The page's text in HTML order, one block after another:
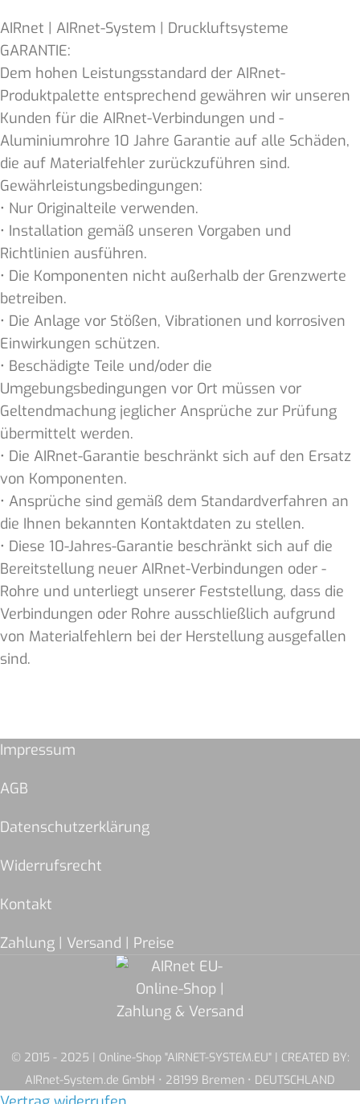
AIRnet | AIRnet-System | Druckluftsysteme
GARANTIE:
Dem hohen Leistungsstandard der AIRnet-
Produktpalette entsprechend gewähren wir unseren
Kunden für die AIRnet-Verbindungen und -
Aluminiumrohre 10 Jahre Garantie auf alle Schäden,
die auf Materialfehler zurückzuführen sind.
Gewährleistungsbedingungen:
• Nur Originalteile verwenden.
• Installation gemäß unseren Vorgaben und
Richtlinien ausführen.
• Die Komponenten nicht außerhalb der Grenzwerte
betreiben.
• Die Anlage vor Stößen, Vibrationen und korrosiven
Einwirkungen schützen.
• Beschädigte Teile und/oder die
Umgebungsbedingungen vor Ort müssen vor
Geltendmachung jeglicher Ansprüche zur Prüfung
übermittelt werden.
• Die AIRnet-Garantie beschränkt sich auf den Ersatz
von Komponenten.
• Ansprüche sind gemäß dem Standardverfahren an
die Ihnen bekannten Kontaktdaten zu stellen.
• Diese 10-Jahres-Garantie beschränkt sich auf die
Bereitstellung neuer AIRnet-Verbindungen oder -
Rohre und unterliegt unserer Feststellung, dass die
Verbindungen oder Rohre ausschließlich aufgrund
von Materialfehlern bei der Herstellung ausgefallen
sind.
Impressum
AGB
Datenschutzerklärung
Widerrufsrecht
Kontakt
Zahlung | Versand | Preise
© 2015 - 2025 | Online-Shop "AIRNET-SYSTEM.EU" | CREATED BY:
AIRnet-System.de GmbH • 28199 Bremen • DEUTSCHLAND